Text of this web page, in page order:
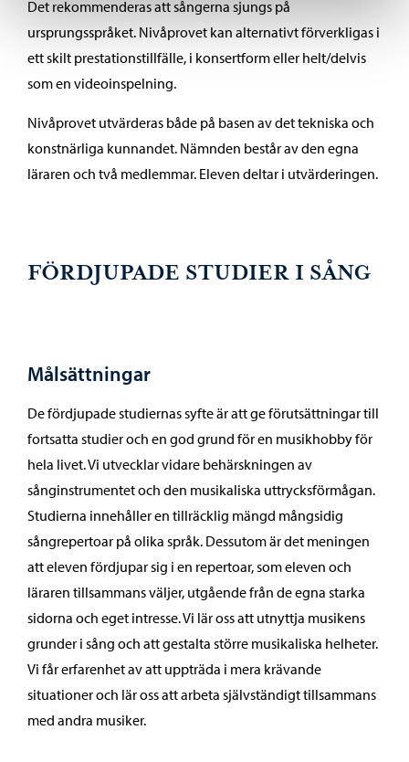
Det rekommenderas att sångerna sjungs på
ursprungsspråket. Nivåprovet kan alternativt förverkligas i
ett skilt prestationstillfälle, i konsertform eller helt/delvis
som en videoinspelning.
Nivåprovet utvärderas både på basen av det tekniska och
konstnärliga kunnandet. Nämnden består av den egna
läraren och två medlemmar. Eleven deltar i utvärderingen.
FÖRDJUPADE STUDIER I SÅNG
Målsättningar
De fördjupade studiernas syfte är att ge förutsättningar till
fortsatta studier och en god grund för en musikhobby för
hela livet. Vi utvecklar vidare behärskningen av
sånginstrumentet och den musikaliska uttrycksförmågan.
Studierna innehåller en tillräcklig mängd mångsidig
sångrepertoar på olika språk. Dessutom är det meningen
att eleven fördjupar sig i en repertoar, som eleven och
läraren tillsammans väljer, utgående från de egna starka
sidorna och eget intresse. Vi lär oss att utnyttja musikens
grunder i sång och att gestalta större musikaliska helheter.
Vi får erfarenhet av att uppträda i mera krävande
situationer och lär oss att arbeta självständigt tillsammans
med andra musiker.